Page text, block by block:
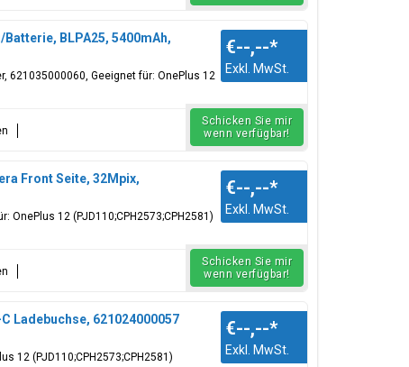
BLPA25, 5400mAh,
621035000060, Geeignet für: OnePlus 12
€--,--*
Exkl. MwSt.
Schicken Sie mir
wenn verfügbar!
Front Seite, 32Mpix,
OnePlus 12 (PJD110;CPH2573;CPH2581)
€--,--*
Exkl. MwSt.
Schicken Sie mir
wenn verfügbar!
Ladebuchse, 621024000057
12 (PJD110;CPH2573;CPH2581)
€--,--*
Exkl. MwSt.